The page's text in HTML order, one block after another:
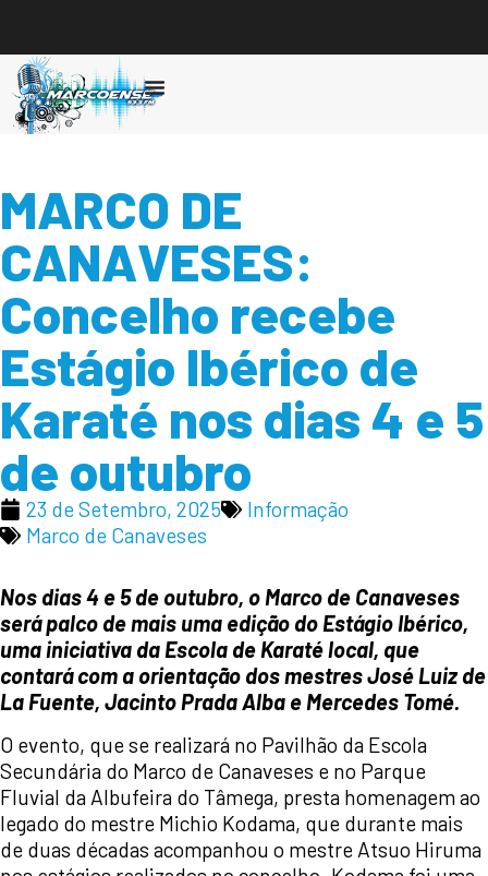
Ouvir
MARCO DE
CANAVESES:
Concelho recebe
Estágio Ibérico de
Karaté nos dias 4 e 5
de outubro
23 de Setembro, 2025
Informação
Marco de Canaveses
Nos dias 4 e 5 de outubro, o Marco de Canaveses
será palco de mais uma edição do Estágio Ibérico,
uma iniciativa da Escola de Karaté local, que
contará com a orientação dos mestres José Luiz de
La Fuente, Jacinto Prada Alba e Mercedes Tomé.
O evento, que se realizará no Pavilhão da Escola
Secundária do Marco de Canaveses e no Parque
Fluvial da Albufeira do Tâmega, presta homenagem ao
legado do mestre Michio Kodama, que durante mais
de duas décadas acompanhou o mestre Atsuo Hiruma